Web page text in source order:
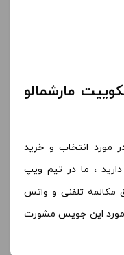
مارشمالو
مورد انتخاب و خرید
دارید ، ما در تیم ویپ
تلفنی و واتس
مورد این جویس مشورت